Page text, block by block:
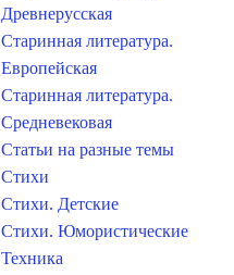
Древнерусская
Старинная литература.
Европейская
Старинная литература.
Средневековая
Статьи на разные темы
Стихи
Стихи. Детские
Стихи. Юмористические
Техника